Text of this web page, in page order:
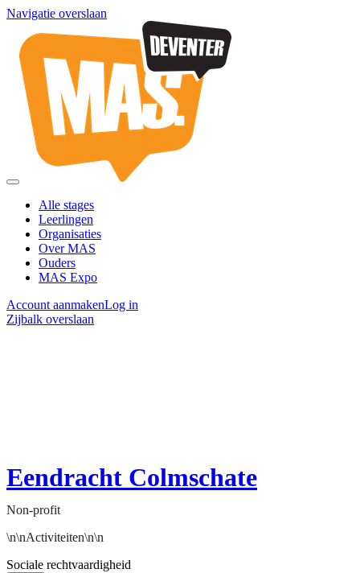
Navigatie overslaan
Alle stages
Leerlingen
Organisaties
Over MAS
Ouders
MAS Expo
Account aanmakenLog in
Zijbalk overslaan
Eendracht Colmschate
Non-profit
\n\nActiviteiten\n\n
Sociale rechtvaardigheid